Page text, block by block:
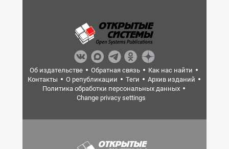
Об издательстве Обратная связь
Как нас найти
Контакты
О републикации Теги
Архив изданий
Политика обработки персональных данных
Change privacy settings